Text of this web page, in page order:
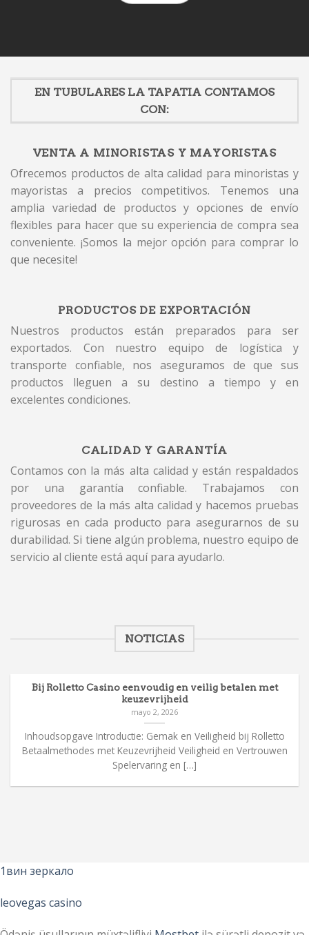
EN TUBULARES LA TAPATIA CONTAMOS
CON:
VENTA A MINORISTAS Y MAYORISTAS
Ofrecemos productos de alta calidad para minoristas y
mayoristas a precios competitivos. Tenemos una
amplia variedad de productos y opciones de envío
flexibles para hacer que su experiencia de compra sea
conveniente. ¡Somos la mejor opción para comprar lo
que necesite!
PRODUCTOS DE EXPORTACIÓN
Nuestros productos están preparados para ser
exportados. Con nuestro equipo de logística y
transporte confiable, nos aseguramos de que sus
productos lleguen a su destino a tiempo y en
excelentes condiciones.
CALIDAD Y GARANTÍA
Contamos con la más alta calidad y están respaldados
por una garantía confiable. Trabajamos con
proveedores de la más alta calidad y hacemos pruebas
rigurosas en cada producto para asegurarnos de su
durabilidad. Si tiene algún problema, nuestro equipo de
servicio al cliente está aquí para ayudarlo.
NOTICIAS
Bij Rolletto Casino eenvoudig en veilig betalen met
keuzevrijheid
mayo 2, 2026
Inhoudsopgave Introductie: Gemak en Veiligheid bij Rolletto
Betaalmethodes met Keuzevrijheid Veiligheid en Vertrouwen
Spelervaring en […]
1вин зеркало
leovegas casino